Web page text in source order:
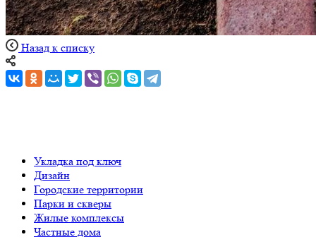
Назад к списку
Укладка под ключ
Дизайн
Городские территории
Парки и скверы
Жилые комплексы
Частные дома